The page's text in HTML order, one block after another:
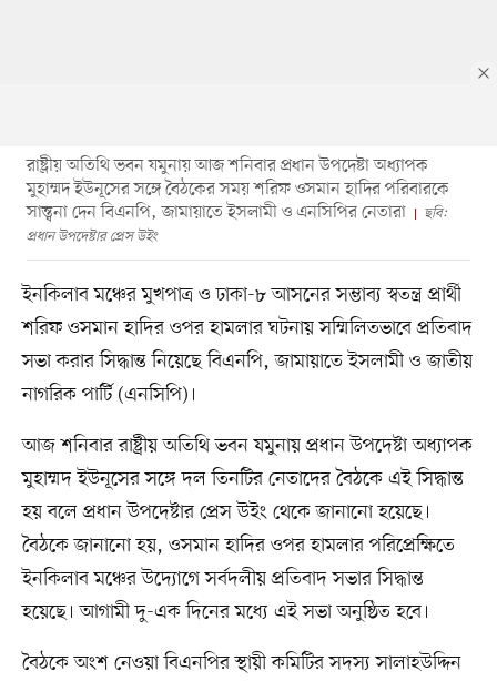
রাষ্ট্রীয় অতিথি ভবন যমুনায় আজ শনিবার প্রধান উপদেষ্টা অধ্যাপক
মুহাম্মদ ইউনূসের সঙ্গে বৈঠকের সময় শরিফ ওসমান হাদির পরিবারকে
সান্ত্বনা দেন বিএনপি, জামায়াতে ইসলামী ও এনসিপির নেতারা
ছবি:
প্রধান উপদেষ্টার প্রেস উইং
ইনকিলাব মঞ্চের মুখপাত্র ও ঢাকা-৮ আসনের সম্ভাব্য স্বতন্ত্র প্রার্থী
শরিফ ওসমান হাদির ওপর হামলার ঘটনায় সম্মিলিতভাবে প্রতিবাদ
সভা করার সিদ্ধান্ত নিয়েছে বিএনপি, জামায়াতে ইসলামী ও জাতীয়
নাগরিক পার্টি (এনসিপি)।
আজ শনিবার রাষ্ট্রীয় অতিথি ভবন যমুনায় প্রধান উপদেষ্টা অধ্যাপক
মুহাম্মদ ইউনূসের সঙ্গে দল তিনটির নেতাদের বৈঠকে এই সিদ্ধান্ত
হয় বলে প্রধান উপদেষ্টার প্রেস উইং থেকে জানানো হয়েছে।
বৈঠকে জানানো হয়, ওসমান হাদির ওপর হামলার পরিপ্রেক্ষিতে
ইনকিলাব মঞ্চের উদ্যোগে সর্বদলীয় প্রতিবাদ সভার সিদ্ধান্ত
হয়েছে। আগামী দু-এক দিনের মধ্যে এই সভা অনুষ্ঠিত হবে।
বৈঠকে অংশ নেওয়া বিএনপির স্থায়ী কমিটির সদস্য সালাহউদ্দিন